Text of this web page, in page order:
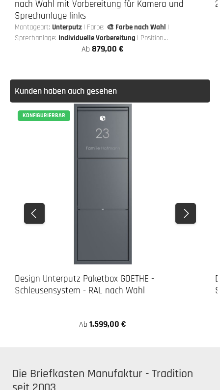
nach Wahl mit Vorbereitung für Kamera und
Sprechanlage links
Montageart: Unterputz | Farbe: 🎨 Farbe nach Wahl |
Sprechanlage: Individuelle Vorbereitung |
Ab 879,00 €
Kunden haben auch gesehen
KONFIGURIERBAR
Design Unterputz Paketbox GOETHE -
Schleusensystem - RAL nach Wahl
Ab 1.599,00 €
Die Briefkasten Manufaktur - Tradition